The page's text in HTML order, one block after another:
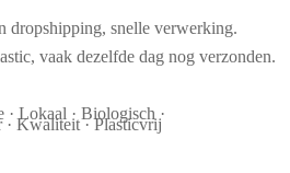
dropshipping, snelle verwerking.
vaak dezelfde dag nog verzonden.
· Lokaal · Biologisch ·
· Kwaliteit · Plasticvrij